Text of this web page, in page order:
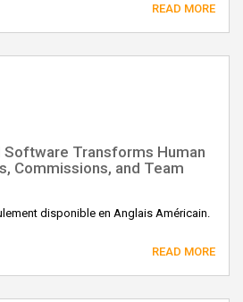
READ MORE
Software Transforms Human
Commissions, and Team
disponible en Anglais Américain.
READ MORE